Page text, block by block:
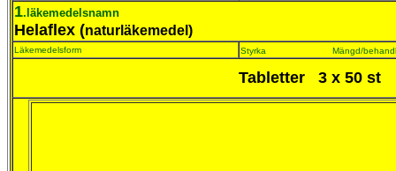
1.läkemedelsnamn
Helaflex (naturläkemedel)
Läkemedelsform Styrka Mängd/
Tabletter 3 x 50 st